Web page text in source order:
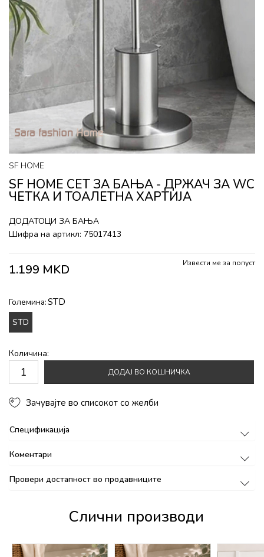
SF HOME
SF HOME СЕТ ЗА БАЊА - ДРЖАЧ ЗА WC
ЧЕТКА И ТОАЛЕТНА ХАРТИЈА
ДОДАТОЦИ ЗА БАЊА
Шифра на артикл: 75017413
1.199 MKD Извести ме за попуст
Големина:STD
STD
Количина:
ДОДАЈ ВО КОШНИЧКА
Зачувајте во списокот со желби
Спецификација
Коментари
Провери достапност во продавниците
Слични производи